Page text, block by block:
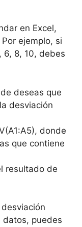
en Excel,
ejemplo, si
6, 8, 10, debes
deseas que
desviación
donde
que contiene
resultado de
datos, puedes